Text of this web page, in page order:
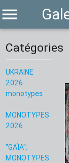
menu
Catégories
UKRAINE
2026
monotypes
MONOTYPES
2026
"GAÏA":
MONOTYPES